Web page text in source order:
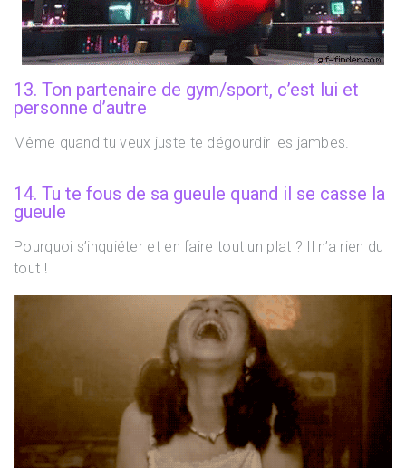
13. Ton partenaire de gym/sport, c’est lui et
personne d’autre
Même quand tu veux juste te dégourdir les jambes.
14. Tu te fous de sa gueule quand il se casse la
gueule
Pourquoi s’inquiéter et en faire tout un plat ? Il n’a rien du
tout !